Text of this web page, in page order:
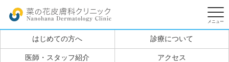
はじめての方へ 診療について
医師・スタッフ紹介 アクセス